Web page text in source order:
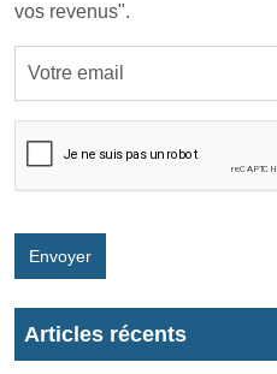
vos revenus".
Envoyer
Articles récents